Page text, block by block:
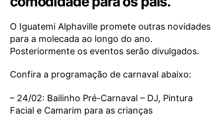
O Iguatemi Alphaville promete outras novidades
para a molecada ao longo do ano.
Posteriormente os eventos serão divulgados.
Confira a programação de carnaval abaixo:
– 24/02: Bailinho Pré-Carnaval – DJ, Pintura
Facial e Camarim para as crianças